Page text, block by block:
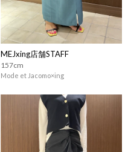
MEJxing店舗STAFF
157cm
Mode et Jacomo×ing